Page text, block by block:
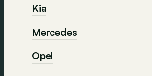
Kia
Mercedes
Opel